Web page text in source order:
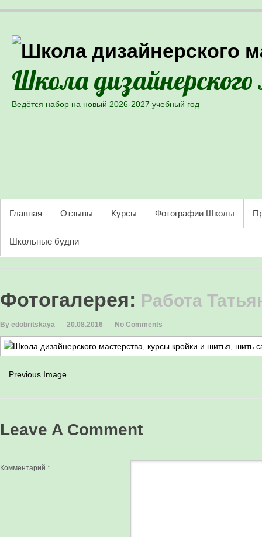
Школа
Ведётся набор на новый 2026-2027 учебный год
PRIMARY MENU
Главная Отзывы Курсы Фотографии Школы
Школьные будни
Фотогалерея: Работа
By edobritskaya 20.08.2016 No Comments
Previous Image
Leave A Comment
Комментарий *